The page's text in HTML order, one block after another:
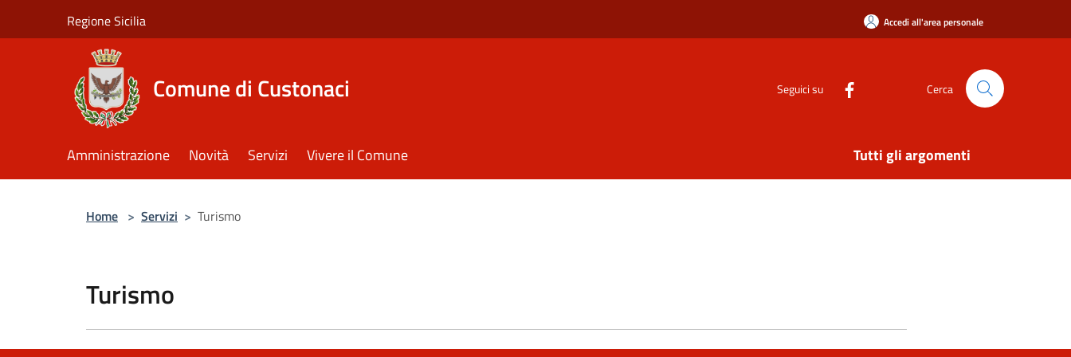
Regione Sicilia Accedi all'area personale
Comune di Custonaci Seguici su Cerca
Amministrazione Novità Servizi Vivere il Comune Tutti gli argomenti
Home > Servizi > Turismo
Turismo